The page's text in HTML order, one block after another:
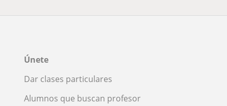
Únete
Dar clases particulares
Alumnos que buscan profesor